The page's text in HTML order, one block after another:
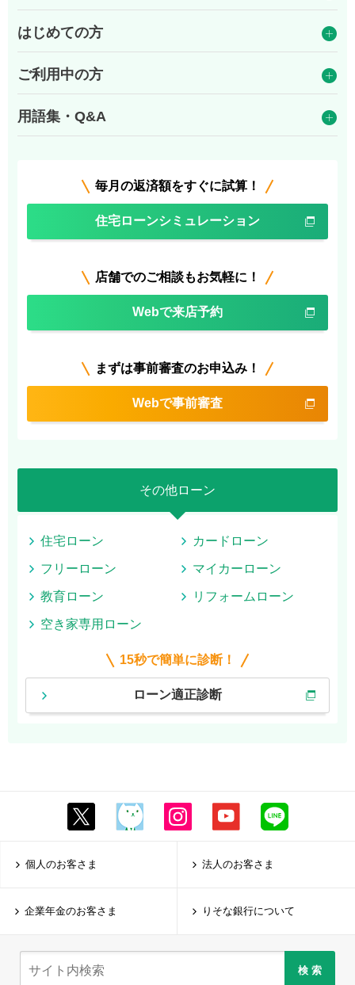
はじめての方
ご利用中の方
用語集・Q&A
毎月の返済額をすぐに試算！
住宅ローンシミュレーション
店舗でのご相談もお気軽に！
Webで来店予約
まずは事前審査のお申込み！
Webで事前審査
その他ローン
住宅ローン カードローン
フリーローン マイカーローン
教育ローン リフォームローン
空き家専用ローン
15秒で簡単に診断！
ローン適正診断
個人のお客さま 法人のお客さま
企業年金のお客さま りそな銀行について
検 索